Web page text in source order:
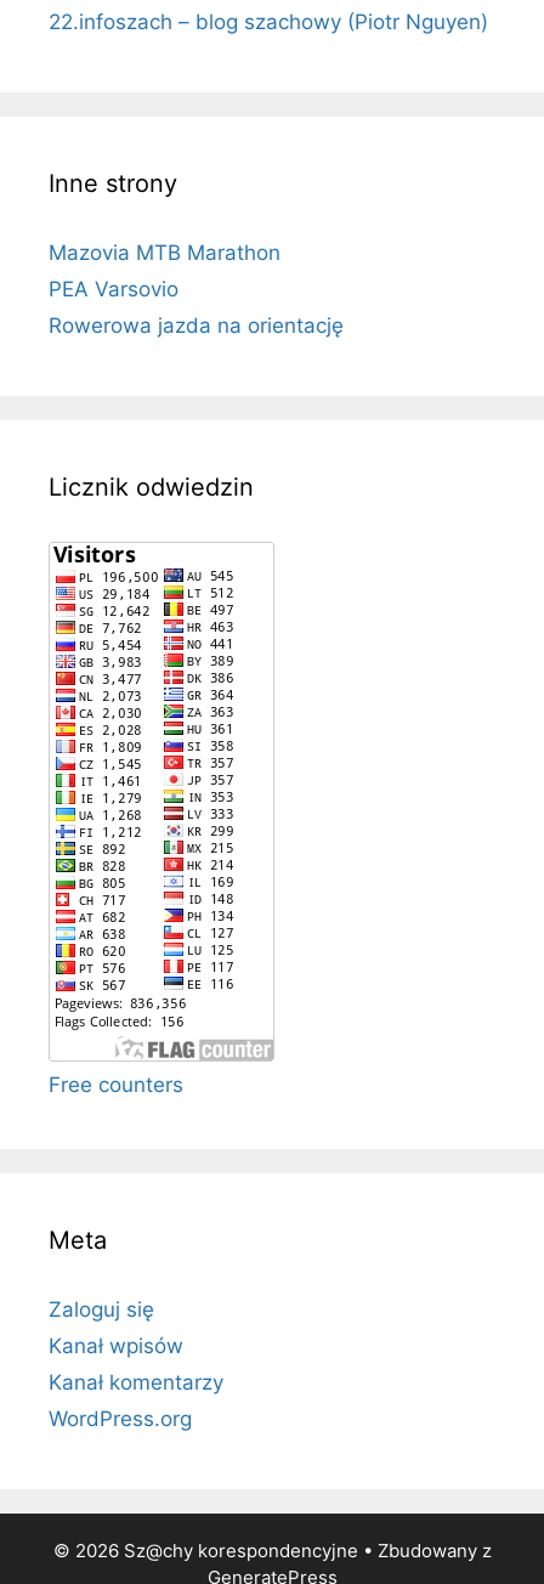
22.infoszach – blog szachowy (Piotr Nguyen)
Inne strony
Mazovia MTB Marathon
PEA Varsovio
Rowerowa jazda na orientację
Licznik odwiedzin
Free counters
Meta
Zaloguj się
Kanał wpisów
Kanał komentarzy
WordPress.org
© 2026 Sz@chy korespondencyjne • Zbudowany z
GeneratePress